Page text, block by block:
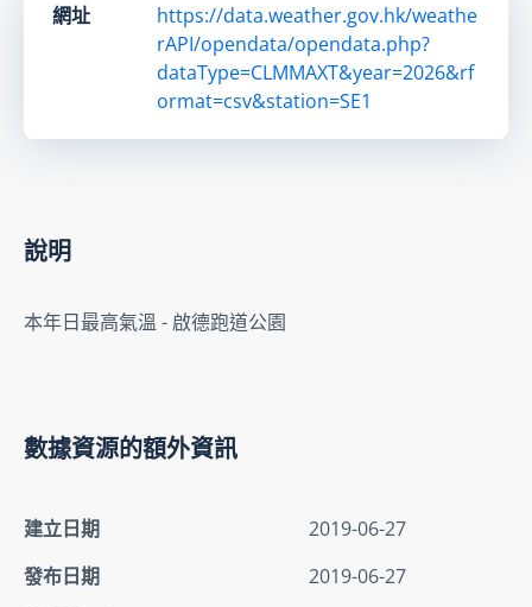
網址
https://data.weather.gov.hk/weathe
rAPI/opendata/opendata.php?
dataType=CLMMAXT&year=2026&rf
ormat=csv&station=SE1
說明
本年日最高氣溫 - 啟德跑道公園
數據資源的額外資訊
建立日期
2019-06-27
發布日期
2019-06-27